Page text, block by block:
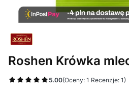
Roshen Krówka
5.00(Oceny: 1 Recenzje: 1)